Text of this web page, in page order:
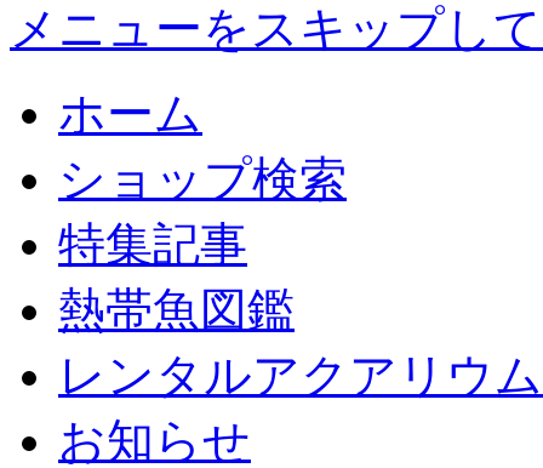
メニューをスキップし
ホーム
ショップ検索
特集記事
熱帯魚図鑑
レンタルアクアリウム
お知らせ